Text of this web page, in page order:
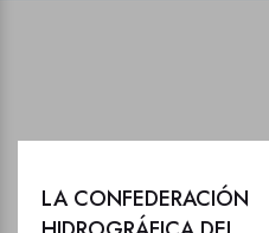
LA CONFEDERACIÓN